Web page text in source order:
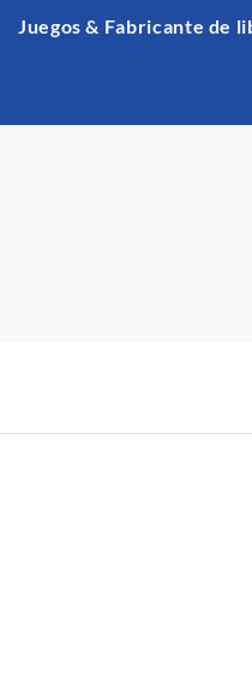
Juegos & Fabricante de